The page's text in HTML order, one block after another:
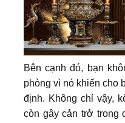
Bên cạnh đó, bạn
phòng vì nó khiến cho
định. Không chỉ vậy,
còn gây cản trở trong